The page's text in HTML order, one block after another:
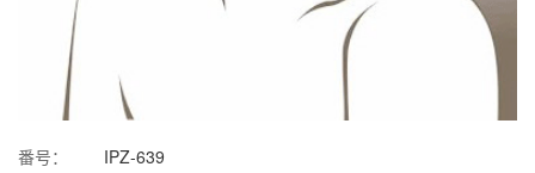
番号：
IPZ-639